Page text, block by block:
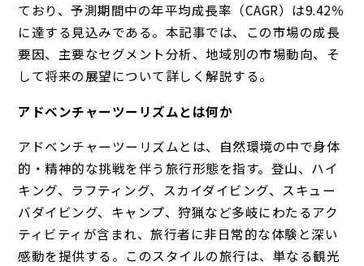
ており、予測期間中の年平均成長率（CAGR）は9.42％
に達する見込みである。本記事では、この市場の成長
要因、主要なセグメント分析、地域別の市場動向、そ
して将来の展望について詳しく解説する。
アドベンチャーツーリズムとは何か
アドベンチャーツーリズムとは、自然環境の中で身体
的・精神的な挑戦を伴う旅行形態を指す。登山、ハイ
キング、ラフティング、スカイダイビング、スキュー
バダイビング、キャンプ、狩猟など多岐にわたるアク
ティビティが含まれ、旅行者に非日常的な体験と深い
感動を提供する。このスタイルの旅行は、単なる観光